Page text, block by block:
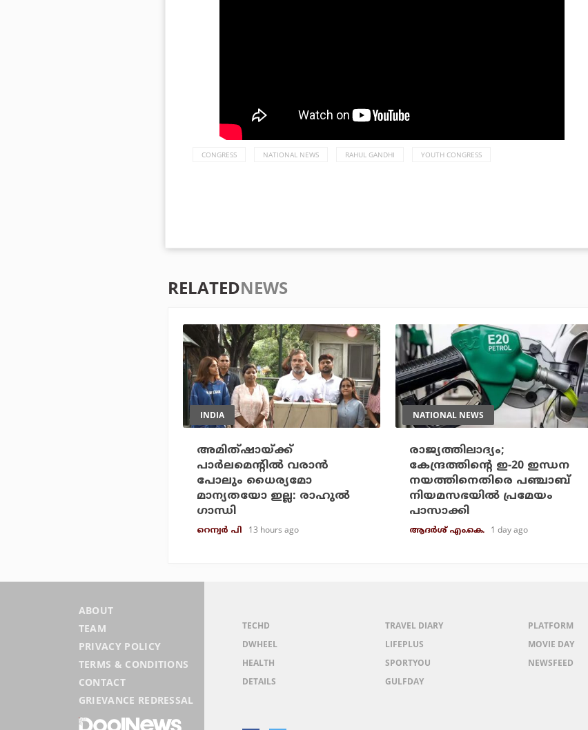
CONGRESS NATIONAL NEWS RAHUL GANDHI YOUTH CONGRESS
RELATEDNEWS
INDIA
അമിത്ഷായ്ക്ക്
പാര്‍ലമെന്റില്‍ വരാന്‍
പോലും ധൈര്യമോ
മാന്യതയോ ഇല്ല: രാഹുല്‍
ഗാന്ധി
റെന്വര്‍ പി 13 hours ago
NATIONAL NEWS
രാജ്യത്തിലാദ്യം;
കേന്ദ്രത്തിന്റെ ഇ-20 ഇന്ധന
നയത്തിനെതിരെ പഞ്ചാബ്
നിയമസഭയില്‍ പ്രമേയം
പാസാക്കി
ആദർശ് എം.കെ. 1 day ago
ABOUT
TEAM
PRIVACY POLICY
TERMS & CONDITIONS
CONTACT
GRIEVANCE REDRESSAL
TECHD
DWHEEL
HEALTH
DETAILS
TRAVEL DIARY
LIFEPLUS
SPORTYOU
GULFDAY
PLATFORM
MOVIE DAY
NEWSFEED